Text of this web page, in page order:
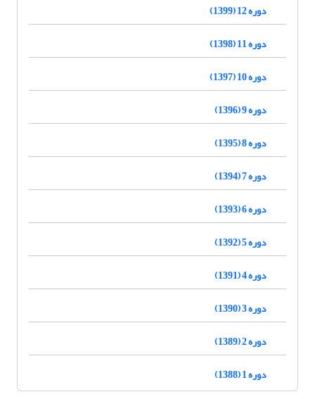
دوره 12 (1399)
دوره 11 (1398)
دوره 10 (1397)
دوره 9 (1396)
دوره 8 (1395)
دوره 7 (1394)
دوره 6 (1393)
دوره 5 (1392)
دوره 4 (1391)
دوره 3 (1390)
دوره 2 (1389)
دوره 1 (1388)